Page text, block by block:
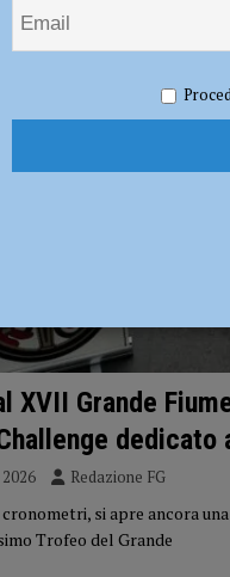
i titolari ferendone uno:
derby con Fiorenzuola e Nibbiano
XVII Grande
dedicato
Redazione FG
si apre ancora
Trofeo del Grande